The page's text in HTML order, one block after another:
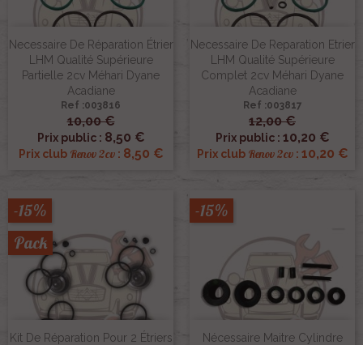
Necessaire De Réparation Étrier
LHM Qualité Supérieure
Partielle 2cv Méhari Dyane
Acadiane
Ref :003816
10,00 €
Prix public : 8,50 €
Prix club Renov 2cv: 8,50 €
Necessaire De Reparation Etrier
LHM Qualité Supérieure
Complet 2cv Méhari Dyane
Acadiane
Ref :003817
12,00 €
Prix public : 10,20 €
Prix club Renov 2cv: 10,20 €
Kit De Réparation Pour 2 Étriers
-15%
Pack
Nécessaire Maitre Cylindre
-15%